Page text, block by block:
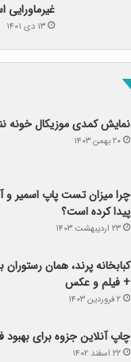
۱۳ دی ۱۴۰۱
نمایش کمدی موزیکال خونه
۲۰ بهمن ۱۴۰۳
پیدا کرده است؟
۲۳ اردیبهشت ۱۴۰۳
کبابخانه پرند، همان
+ فیلم و عکس
۲ فروردین ۱۴۰۳
چاپ آنلاین جزوه برای بهبود
۲۲ اسفند ۱۴۰۲